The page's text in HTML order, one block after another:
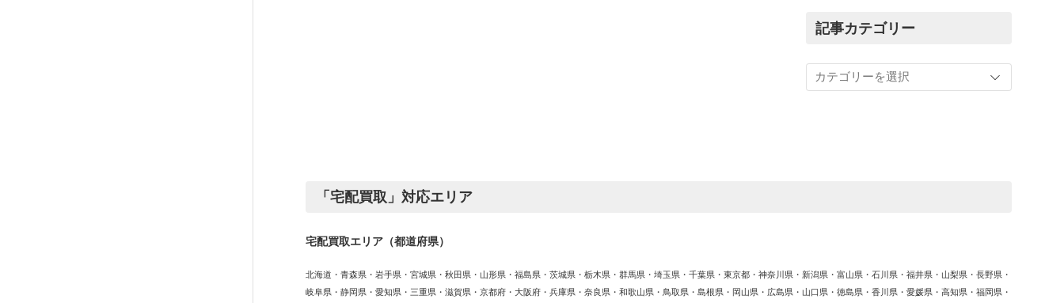
買
績
記事カテゴリー
事
カ
「宅配買取」対応エリア
宅配買取エリア（都道府県）
北海道・青森県・岩手県・宮城県・秋田県・山形県・福島県・茨城県・栃木県・群馬県・埼玉県・千葉県・東京都・神奈川県・新潟県・富山県・石川県・福井県・山梨県・長野県・
岐阜県・静岡県・愛知県・三重県・滋賀県・京都府・大阪府・兵庫県・奈良県・和歌山県・鳥取県・島根県・岡山県・広島県・山口県・徳島県・香川県・愛媛県・高知県・福岡県・